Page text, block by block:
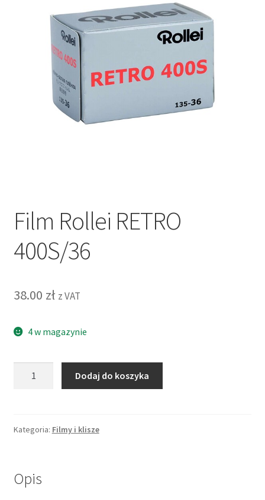
Sample Page
Zamówienia
Film Rollei RETRO
400S/36
38.00 zł z VAT
4 w magazynie
400S/36
Dodaj do koszyka
Kategoria: Filmy i klisze
Opis